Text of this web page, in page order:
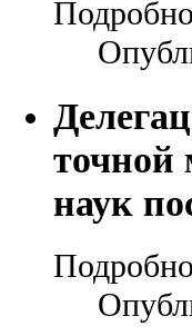
точной
наук